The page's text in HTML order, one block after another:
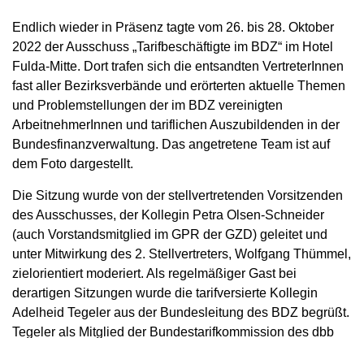
Endlich wieder in Präsenz tagte vom 26. bis 28. Oktober
2022 der Ausschuss „Tarifbeschäftigte im BDZ“ im Hotel
Fulda-Mitte. Dort trafen sich die entsandten VertreterInnen
fast aller Bezirksverbände und erörterten aktuelle Themen
und Problemstellungen der im BDZ vereinigten
ArbeitnehmerInnen und tariflichen Auszubildenden in der
Bundesfinanzverwaltung. Das angetretene Team ist auf
dem Foto dargestellt.
Die Sitzung wurde von der stellvertretenden Vorsitzenden
des Ausschusses, der Kollegin Petra Olsen-Schneider
(auch Vorstandsmitglied im GPR der GZD) geleitet und
unter Mitwirkung des 2. Stellvertreters, Wolfgang Thümmel,
zielorientiert moderiert. Als regelmäßiger Gast bei
derartigen Sitzungen wurde die tarifversierte Kollegin
Adelheid Tegeler aus der Bundesleitung des BDZ begrüßt.
Tegeler als Mitglied der Bundestarifkommission des dbb